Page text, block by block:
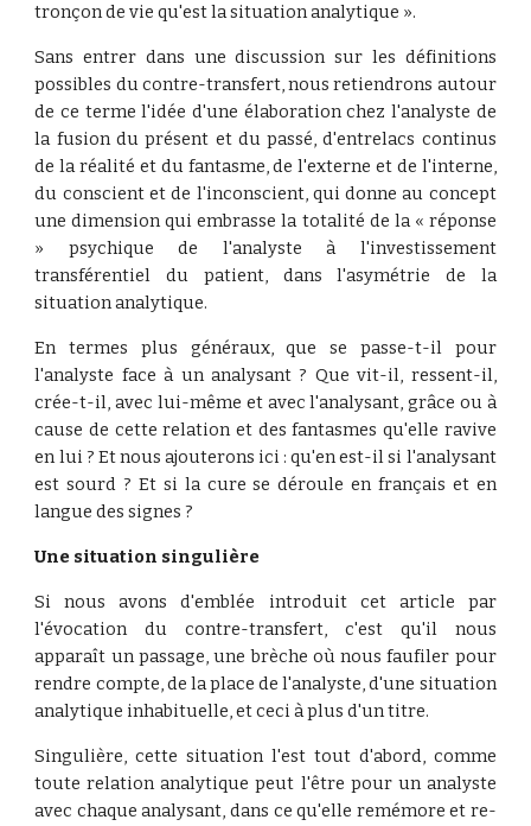
tronçon de vie qu'est la situation analytique ».
Sans entrer dans une discussion sur les définitions
possibles du contre-transfert, nous retiendrons autour
de ce terme l'idée d'une élaboration chez l'analyste de
la fusion du présent et du passé, d'entrelacs continus
de la réalité et du fantasme, de l'externe et de l'interne,
du conscient et de l'inconscient, qui donne au concept
une dimension qui embrasse la totalité de la « réponse
» psychique de l'analyste à l'investissement
transférentiel du patient, dans l'asymétrie de la
situation analytique.
En termes plus généraux, que se passe-t-il pour
l'analyste face à un analysant ? Que vit-il, ressent-il,
crée-t-il, avec lui-même et avec l'analysant, grâce ou à
cause de cette relation et des fantasmes qu'elle ravive
en lui ? Et nous ajouterons ici : qu'en est-il si l'analysant
est sourd ? Et si la cure se déroule en français et en
langue des signes ?
Une situation singulière
Si nous avons d'emblée introduit cet article par
l'évocation du contre-transfert, c'est qu'il nous
apparaît un passage, une brèche où nous faufiler pour
rendre compte, de la place de l'analyste, d'une situation
analytique inhabituelle, et ceci à plus d'un titre.
Singulière, cette situation l'est tout d'abord, comme
toute relation analytique peut l'être pour un analyste
avec chaque analysant, dans ce qu'elle remémore et re-